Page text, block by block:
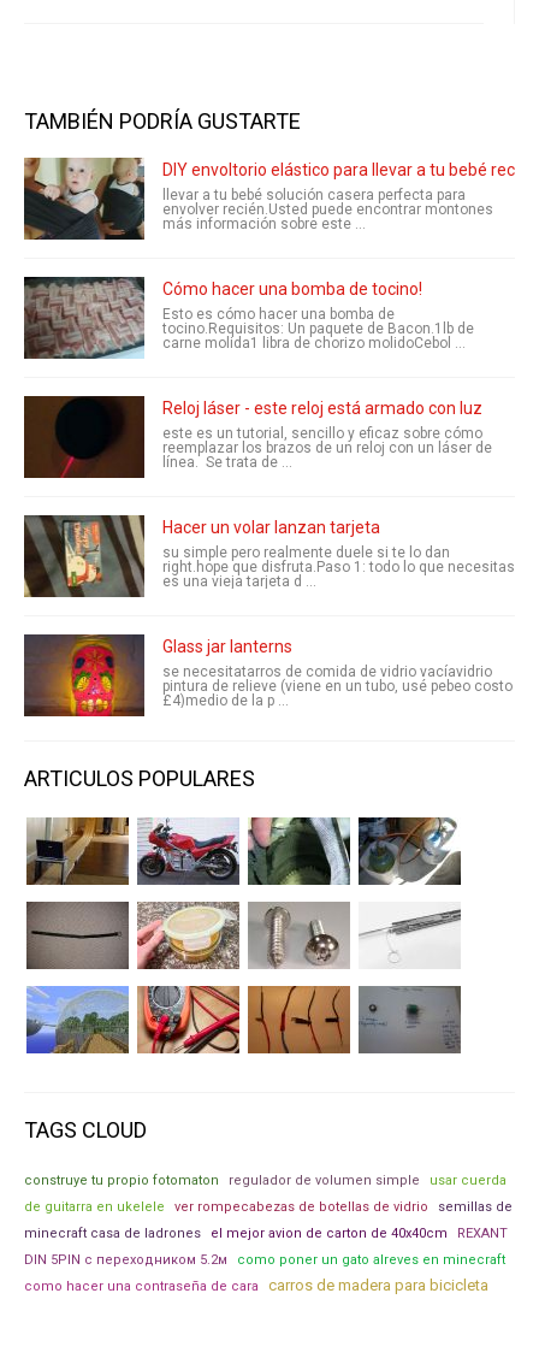
TAMBIÉN PODRÍA GUSTARTE
DIY envoltorio elástico para llevar a tu bebé
llevar a tu bebé solución casera perfecta para
envolver recién.Usted puede encontrar montones
más información sobre este ...
Cómo hacer una bomba de tocino!
Esto es cómo hacer una bomba de
tocino.Requisitos: Un paquete de Bacon.1lb de
carne molida1 libra de chorizo molidoCebol ...
Reloj láser - este reloj está armado con luz
este es un tutorial, sencillo y eficaz sobre cómo
reemplazar los brazos de un reloj con un láser de
línea. Se trata de ...
Hacer un volar lanzan tarjeta
su simple pero realmente duele si te lo dan
right.hope que disfruta.Paso 1: todo lo que necesitas
es una vieja tarjeta d ...
Glass jar lanterns
se necesitatarros de comida de vidrio vacíavidrio
pintura de relieve (viene en un tubo, usé pebeo costo
£4)medio de la p ...
ARTICULOS POPULARES
TAGS CLOUD
construye tu propio fotomaton regulador de volumen simple
usar cuerda
de guitarra en ukelele
ver rompecabezas de botellas de vidrio
semillas de
minecraft casa de ladrones
el mejor avion de carton de 40x40cm
REXANT
DIN 5PIN с переходником 5.2м
como poner un gato alreves en minecraft
como hacer una contraseña de cara
carros de madera para bicicleta